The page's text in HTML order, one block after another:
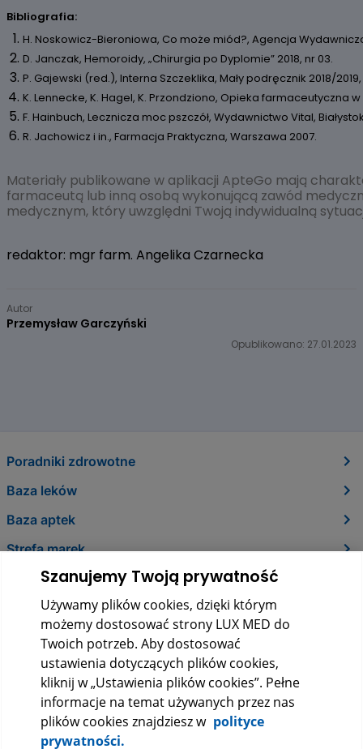
8
Bibliografia:
H. Noskowicz-Bieroniowa, Co może miód?, Agencja
D. Janczak, Hemoroidy, „Chirurgia po Dyplomie” 2018, nr 03.
P. Gajewski (red.), Interna Szczeklika, Mały podręcznik 2018/
K. Lennecke, K. Hagel, K. Przondziono, Opieka farmaceutyczna
F. Hainbuch, Lecznicza moc pszczół, Wydawnictwo Vital,
R. Jachowicz i in., Farmacja Praktyczna, Warszawa 2007.
Materiały publikowane w aplikacji ApteGo mają
farmaceutą lub inną osobą wykonującą zawód
medycznym, który uwzględni Twoją indywidualną
redaktor: mgr farm. Angelika Czarnecka
Autor
Przemysław Garczyński
Opublikowano: 27.01.2023
Poradniki zdrowotne
Baza leków
Baza aptek
Strefa marek
O nas
Kontakt
Szanujemy Twoją prywatność
Używamy plików cookies, dzięki którym
możemy dostosować strony LUX MED do
Twoich potrzeb. Aby dostosować
ustawienia dotyczących plików cookies,
kliknij w „Ustawienia plików cookies”. Pełne
informacje na temat używanych przez nas
plików cookies znajdziesz w polityce
prywatności.